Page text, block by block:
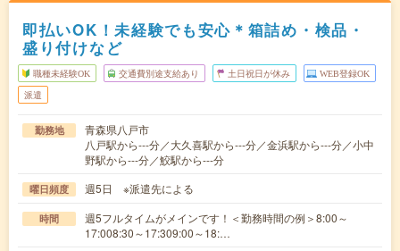
即払いOK！未経験でも安心＊箱詰め・検品・
盛り付けなど
職種未経験OK 交通費別途支給あり 土日祝日が休み WEB登録OK
派遣
勤務地
青森県八戸市
八戸駅から---分／大久喜駅から---分／金浜駅から---分／小中
野駅から---分／鮫駅から---分
曜日頻度 週5日 ※派遣先による
時間
週5フルタイムがメインです！＜勤務時間の例＞8:00～
17:008:30～17:309:00～18:…